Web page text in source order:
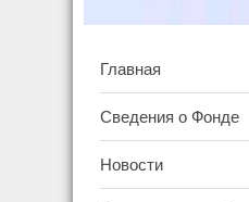
Главная
Сведения о Фонде
Новости